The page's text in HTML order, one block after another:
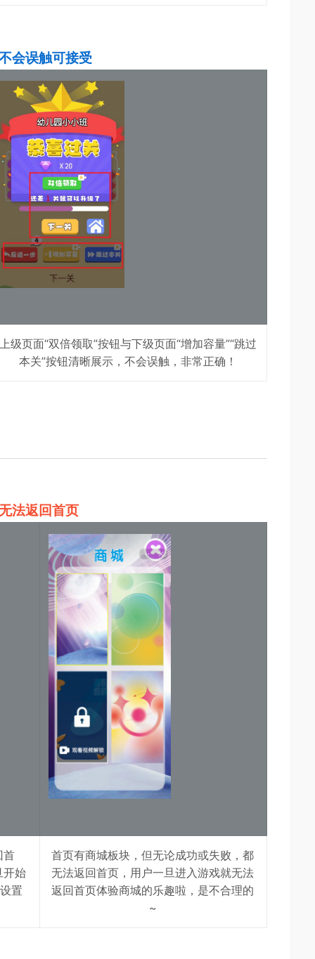
会误触可接受
级页面“双倍领取”按钮与下级页面“增加容量”“跳过
本关”按钮清晰展示，不会误触，非常正确！
法返回首页
首
开始
置
首页有商城板块，但无论成功或失败，都
无法返回首页，用户一旦进入游戏就无法
返回首页体验商城的乐趣啦，是不合理的
~